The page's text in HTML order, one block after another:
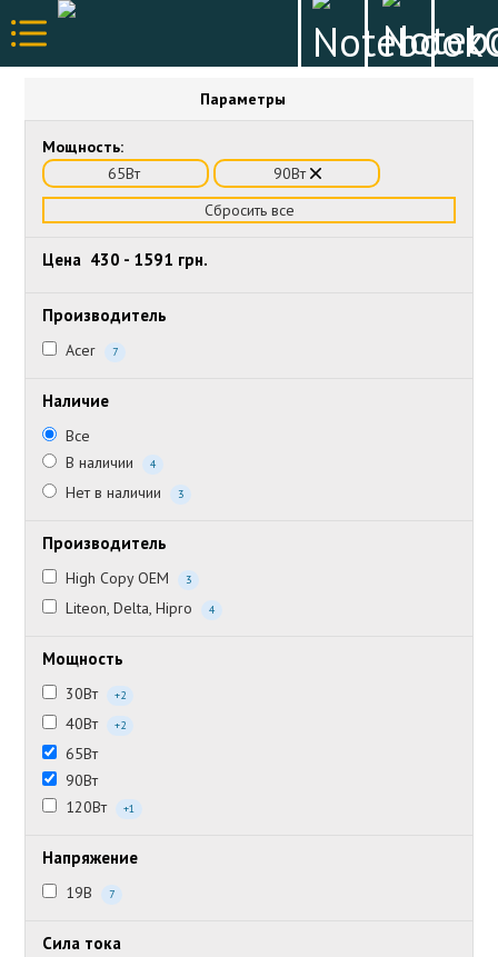
Параметры
Мощность:
65Вт
90Вт
Сбросить все
Цена 430 - 1591 грн.
Производитель
Acer 7
Наличие
Все
В наличии
4
Нет в наличии 3
Производитель
High Copy OEM 3
Liteon, Delta, Hipro 4
Мощность
30Вт +2
40Вт +2
65Вт
90Вт
120Вт
+1
Напряжение
19В 7
Сила тока